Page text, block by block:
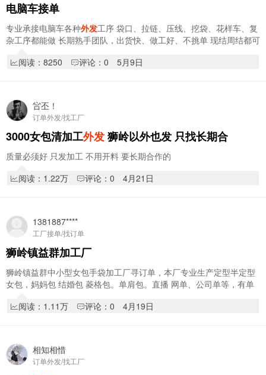
电脑车接单
专业承接电脑车各种外发工序 袋口、拉链、压线、挖袋、花样车、复
杂工序都能做 长期熟手团队，出货快、做工好、不挑单 现结周结都可
阅读：8250
评论：0 5月9日
吢丕！
订单外发/找工厂
3000女包清加工外发狮岭以外也发 只找长期合
质量必须好 只发加工 不用开料 要长期合作的
阅读：1.22万
评论：0 4月21日
1381887****
工厂接单/找订单
狮岭镇益群加工厂
狮岭镇益群中小型女包手袋加工厂寻订单，本厂专业生产定型半定型
女包，妈妈包 结婚包 菱格包。单肩包。直播 网单、公司单等，有单
阅读：1.11万
评论：0 4月19日
相知相惜
订单外发/找工厂